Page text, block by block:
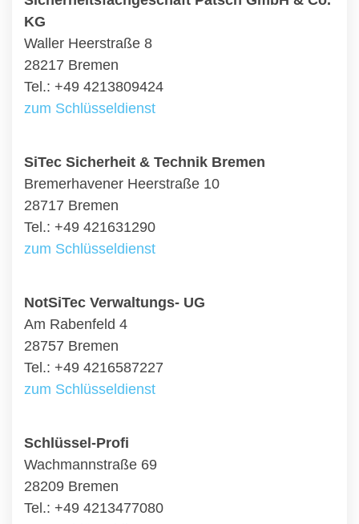
KG
Waller Heerstraße 8
28217 Bremen
Tel.: +49 4213809424
zum Schlüsseldienst
SiTec Sicherheit & Technik Bremen
Bremerhavener Heerstraße 10
28717 Bremen
Tel.: +49 421631290
zum Schlüsseldienst
NotSiTec Verwaltungs- UG
Am Rabenfeld 4
28757 Bremen
Tel.: +49 4216587227
zum Schlüsseldienst
Schlüssel-Profi
Wachmannstraße 69
28209 Bremen
Tel.: +49 4213477080